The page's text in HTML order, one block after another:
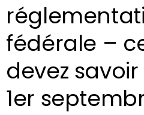
fédérale –
devez
1er